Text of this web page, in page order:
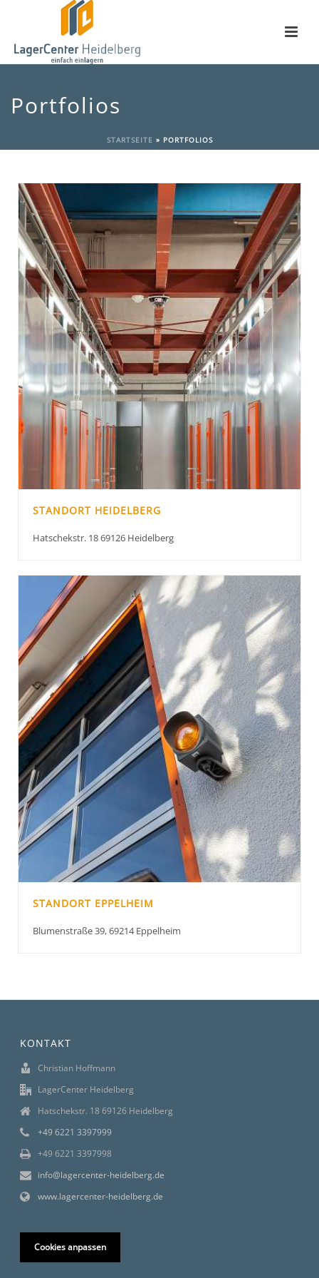
Portfolios
STARTSEITE » PORTFOLIOS
STANDORT HEIDELBERG
Hatschekstr. 18 69126 Heidelberg
STANDORT EPPELHEIM
Blumenstraße 39, 69214 Eppelheim
KONTAKT
Christian Hoffmann
LagerCenter Heidelberg
Hatschekstr. 18 69126 Heidelberg
+49 6221 3397999
+49 6221 3397998
info@lagercenter-heidelberg.de
www.lagercenter-heidelberg.de
Cookies anpassen